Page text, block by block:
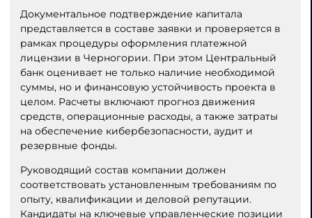
Документальное подтверждение капитала
представляется в составе заявки и проверяется в
рамках процедуры оформления платежной
лицензии в Черногории. При этом Центральный
банк оценивает не только наличие необходимой
суммы, но и финансовую устойчивость проекта в
целом. Расчеты включают прогноз движения
средств, операционные расходы, а также затраты
на обеспечение кибербезопасности, аудит и
резервные фонды.
Руководящий состав компании должен
соответствовать установленным требованиям по
опыту, квалификации и деловой репутации.
Кандидаты на ключевые управленческие позиции